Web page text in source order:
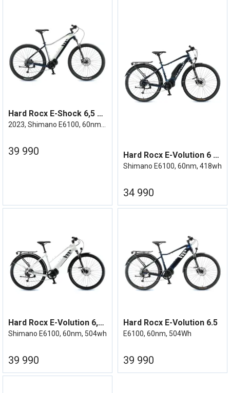
Hard Rocx E-Shock 6,5 Elsykkel 18,5''
2023, Shimano E6100, 60nm, 504wh
39 990 Hard Rocx E-Volution 6 Elsykkel 23
Shimano E6100, 60nm, 418wh
34 990
Hard Rocx E-Volution 6,5XX Elsykkel 23
Shimano E6100, 60nm, 504wh
39 990
Hard Rocx E-Volution 6.5
E6100, 60nm, 504Wh
39 990